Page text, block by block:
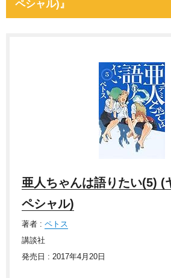
ペシャル)』
亜人ちゃんは語りたい(5) (
ペシャル)
著者 : ペトス
講談社
発売日 : 2017年4月20日